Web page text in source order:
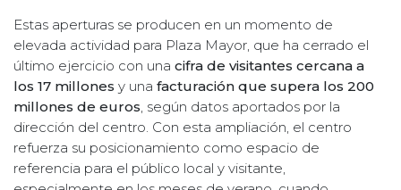
Estas aperturas se producen en un momento de
elevada actividad para Plaza Mayor, que ha cerrado el
último ejercicio con una cifra de visitantes cercana a
los 17 millones y una facturación que supera los 200
millones de euros, según datos aportados por la
dirección del centro. Con esta ampliación, el centro
refuerza su posicionamiento como espacio de
referencia para el público local y visitante,